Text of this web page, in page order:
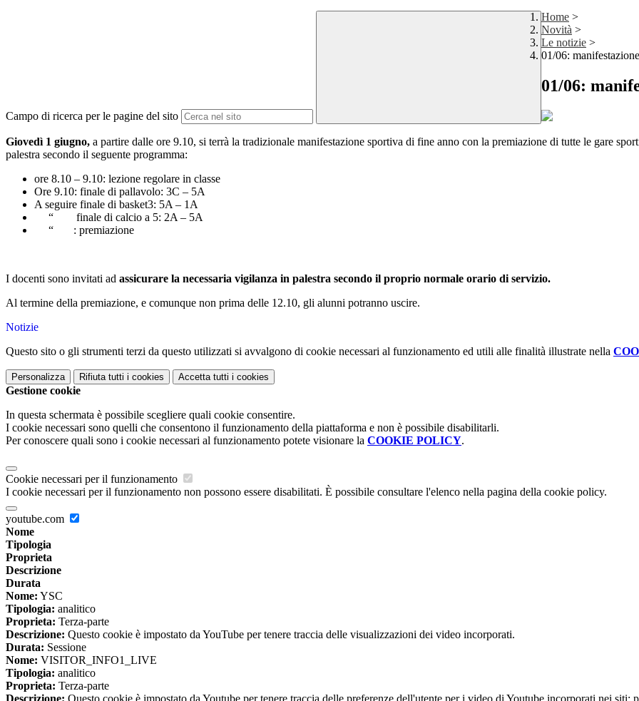
Campo di ricerca per le pagine del sito
Home >
Novità >
Le notizie >
01/06:
01/06:
Giovedì 1 giugno, a partire dalle ore 9.10, si terrà la tradizionale manifestazione sportiva di fine anno con la premiazione di tutte le gare
palestra secondo il seguente programma:
ore 8.10 – 9.10: lezione regolare in classe
Ore 9.10: finale di pallavolo: 3C – 5A
A seguire finale di basket3: 5A – 1A
“ finale di calcio a 5: 2A – 5A
“ : premiazione
I docenti sono invitati ad assicurare la necessaria vigilanza in palestra secondo il proprio normale orario di servizio.
Al termine della premiazione, e comunque non prima delle 12.10, gli alunni potranno uscire.
Notizie
Questo sito o gli strumenti terzi da questo utilizzati si avvalgono di cookie necessari al funzionamento ed utili alle finalità illustrate nella
Personalizza Rifiuta tutti i cookies Accetta tutti i cookies
Gestione cookie
In questa schermata è possibile scegliere quali cookie consentire.
I cookie necessari sono quelli che consentono il funzionamento della piattaforma e non è possibile disabilitarli.
Per conoscere quali sono i cookie necessari al funzionamento potete visionare la COOKIE POLICY.
Cookie necessari per il funzionamento
I cookie necessari per il funzionamento non possono essere disabilitati. È possibile consultare l'elenco nella pagina della cookie policy.
youtube.com
Nome
Tipologia
Proprieta
Descrizione
Durata
Nome: YSC
Tipologia: analitico
Proprieta: Terza-parte
Descrizione: Questo cookie è impostato da YouTube per tenere traccia delle visualizzazioni dei video incorporati.
Durata: Sessione
Nome: VISITOR_INFO1_LIVE
Tipologia: analitico
Proprieta: Terza-parte